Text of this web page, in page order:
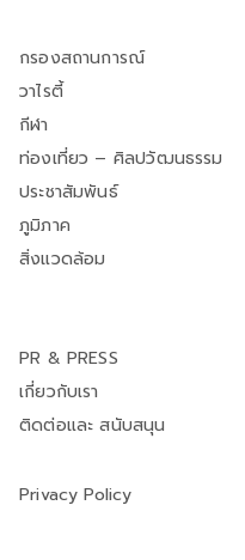
กรองสถานการณ์
วาไรตี้
กีฬา
ท่องเที่ยว – ศิลปวัฒนธรรม
ประชาสัมพันธ์
ภูมิภาค
สิ่งแวดล้อม
PR & PRESS
เกี่ยวกับเรา
ติดต่อและ สนับสนุน
Privacy Policy